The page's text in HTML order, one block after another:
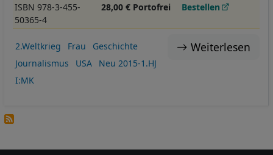
ISBN 978-3-455-
50365-4
28,00 € Portofrei Bestellen
Weiterlesen
2.Weltkrieg Frau
Geschichte
Journalismus
USA
Neu 2015-1.HJ
I:MK